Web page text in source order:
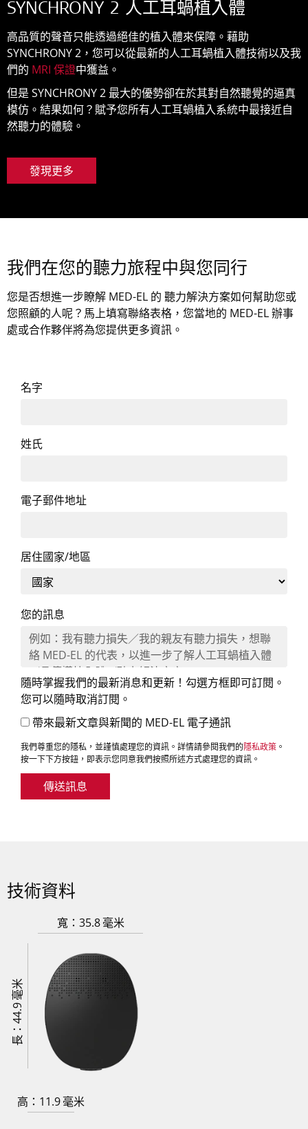
SYNCHRONY 2 人工耳蝸植入體
高品質的聲音只能透過絕佳的植入體來保障。藉助
SYNCHRONY 2，您可以從最新的人工耳蝸植入體技術以及我
們的 MRI 保證中獲益。
但是 SYNCHRONY 2 最大的優勢卻在於其對自然聽覺的逼真
模仿。結果如何？賦予您所有人工耳蝸植入系統中最接近自
然聽力的體驗。
發現更多
我們在您的聽力旅程中與您同行
您是否想進一步瞭解 MED-EL 的 聽力解決方案如何幫助您或
您照顧的人呢？馬上填寫聯絡表格，您當地的 MED-EL 辦事
處或合作夥伴將為您提供更多資訊。
名字
姓氏
電子郵件地址
居住國家/地區
您的訊息
隨時掌握我們的最新消息和更新！勾選方框即可訂閱。
您可以隨時取消訂閱。
帶來最新文章與新聞的 MED-EL 電子通訊
我們尊重您的隱私，並謹慎處理您的資訊。詳情請參閱我們的隱私政策 。
按一下下方按鈕，即表示您同意我們按照所述方式處理您的資訊。
傳送訊息
技術資料
寬：35.8 毫米
長：44.9 毫米
高：11.9 毫米